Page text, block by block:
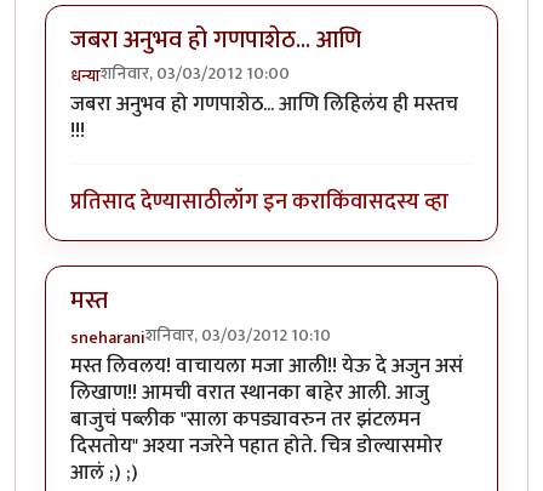
जबरा अनुभव हो गणपाशेठ... आणि
धन्याशनिवार, 03/03/2012 10:00
जबरा अनुभव हो गणपाशेठ... आणि लिहिलंय ही मस्तच
!!!
प्रतिसाद देण्यासाठीलॉग इन कराकिंवासदस्य व्हा
मस्त
sneharaniशनिवार, 03/03/2012 10:10
मस्त लिवलय! वाचायला मजा आली!! येऊ दे अजुन असं
लिखाण!! आमची वरात स्थानका बाहेर आली. आजु
बाजुचं पब्लीक "साला कपड्यावरुन तर झंटलमन
दिसतोय" अश्या नजरेने पहात होते. चित्र डोल्यासमोर
आलं ;) ;)